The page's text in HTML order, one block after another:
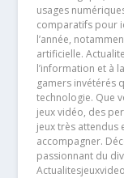
usages
comparatifs pour
l’année,
artificielle.
l’information et à
gamers invétérés
technologie. Que
jeux vidéo, des
jeux très attendus
accompagner.
passionnant du